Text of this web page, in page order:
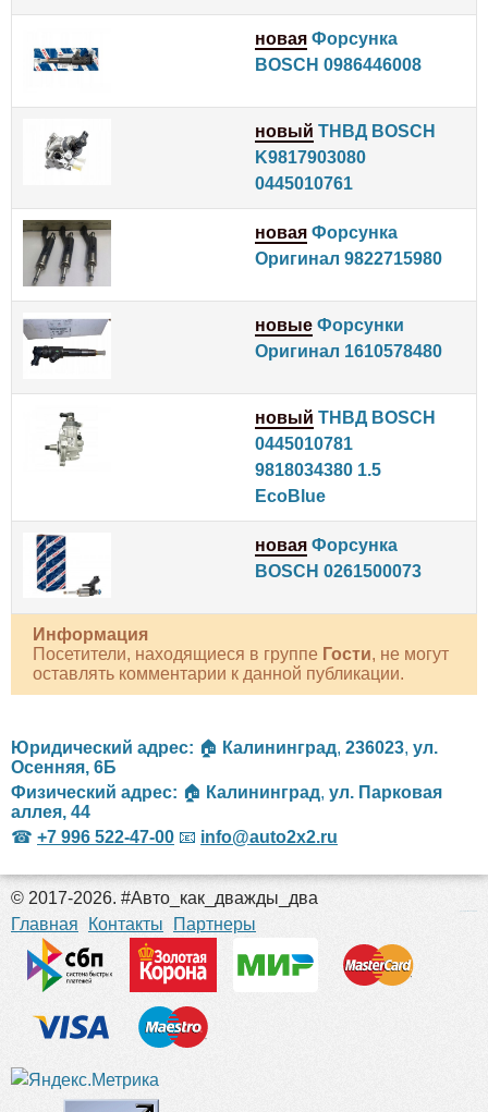
новая Форсунка
BOSCH 0986446008
новый ТНВД BOSCH
K9817903080
0445010761
новая Форсунка
Оригинал 9822715980
новые Форсунки
Оригинал 1610578480
новый ТНВД BOSCH
0445010781
9818034380 1.5
EcoBlue
новая Форсунка
BOSCH 0261500073
Информация
Посетители, находящиеся в группе Гости, не могут
оставлять комментарии к данной публикации.
Юридический адрес: 🏠 Калининград, 236023, ул.
Осенняя, 6Б
Физический адрес: 🏠 Калининград, ул. Парковая
аллея, 44
☎ +7 996 522-47-00 📧 info@auto2x2.ru
© 2017-2026. #Авто_как_дважды_два
Главная
Контакты Партнеры